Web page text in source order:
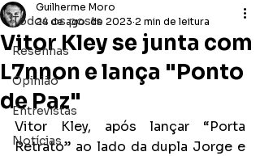
Todos os posts
Resenhas
Opinião
Entrevistas
Notícias
Vitor Kley se junta com
L7nnon e lança "Ponto
de Paz"
Guilherme Moro
24 de ago. de 2023 2 min de leitura
Vitor Kley, após lançar “Porta
Retrato” ao lado da dupla Jorge e